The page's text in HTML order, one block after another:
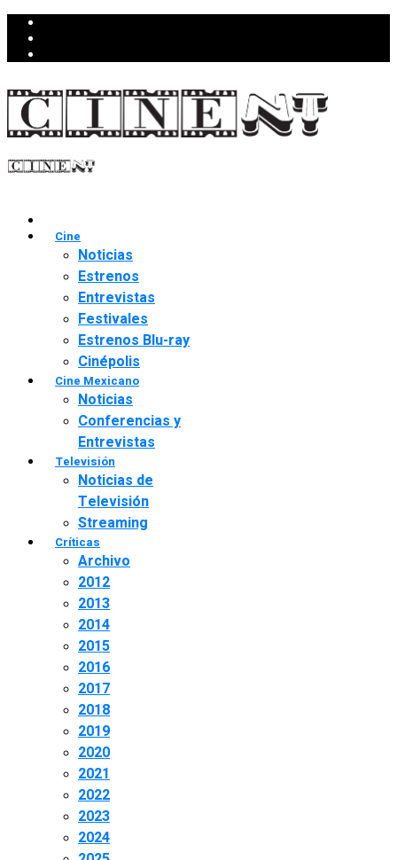
Cine
Noticias
Estrenos
Entrevistas
Festivales
Estrenos Blu-ray
Cinépolis
Cine Mexicano
Noticias
Conferencias y
Entrevistas
Televisión
Noticias de
Televisión
Streaming
Críticas
Archivo
2012
2013
2014
2015
2016
2017
2018
2019
2020
2021
2022
2023
2024